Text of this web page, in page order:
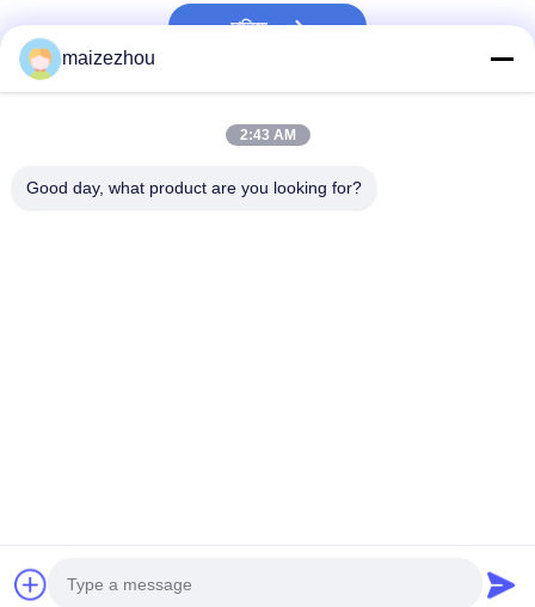
চালিয়ে
maizezhou
2:43 AM
Good day, what product are you looking for?